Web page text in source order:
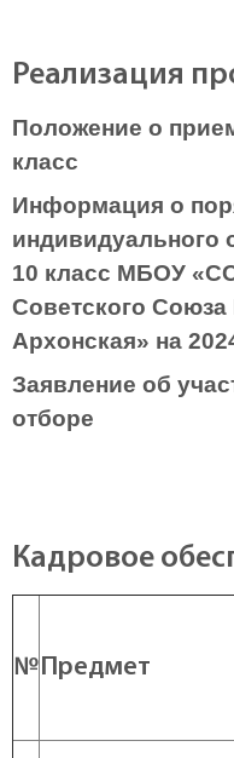
Реализация
Положение о
класс
Информация о
индивидуального
10 класс МБОУ
Советского
Архонская» на
Заявление об
отборе
Кадровое
№Предмет